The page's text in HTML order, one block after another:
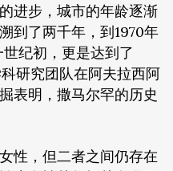
进步，城市的年龄逐渐
到了两千年，到1970年
纪初，更是达到了
研究团队在阿夫拉西阿
表明，撒马尔罕的历史
性，但二者之间仍存在